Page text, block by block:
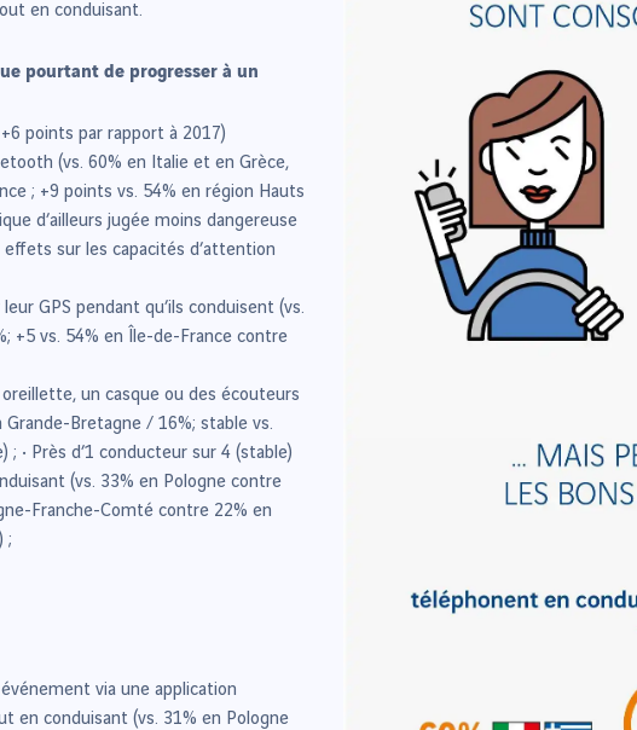
en conduisant.
pourtant de progresser à un
points par rapport à 2017)
(vs. 60% en Italie et en Grèce,
; +9 points vs. 54% en région Hauts
d’ailleurs jugée moins dangereuse
sur les capacités d’attention
GPS pendant qu’ils conduisent (vs.
+5 vs. 54% en Île-de-France contre
un casque ou des écouteurs
Bretagne / 16%; stable vs.
• Près d’1 conducteur sur 4 (stable)
(vs. 33% en Pologne contre
Franche-Comté contre 22% en
;
via une application
en conduisant (vs. 31% en Pologne